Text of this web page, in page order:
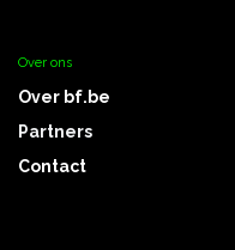
Over ons
Over bf.be
Partners
Contact